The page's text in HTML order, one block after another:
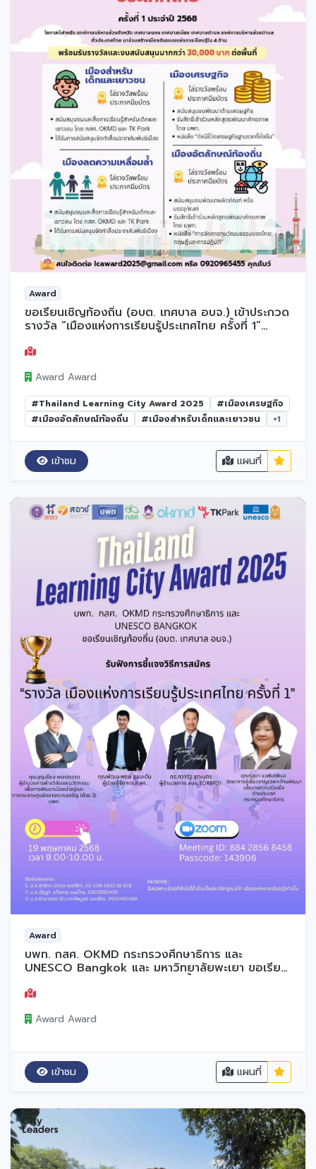
Award
ขอเรียนเชิญท้องถิ่น (อบต. เทศบาล อบจ.) เข้าประกวด
รางวัล “เมืองแห่งการเรียนรู้ประเทศไทย ครั้งที่ 1”
Award Award
#Thailand Learning City Award 2025
#เมืองเศรษฐกิจ
#เมืองอัตลักษณ์ท้องถิ่น
#เมืองสำหรับเด็กและเยาวชน +1
เข้าชม แผนที่
Award
บพท. กสศ. OKMD กระทรวงศึกษาธิการ และ
UNESCO Bangkok และ มหาวิทยาลัยพะเยา ขอเรียน
Award Award
เข้าชม แผนที่